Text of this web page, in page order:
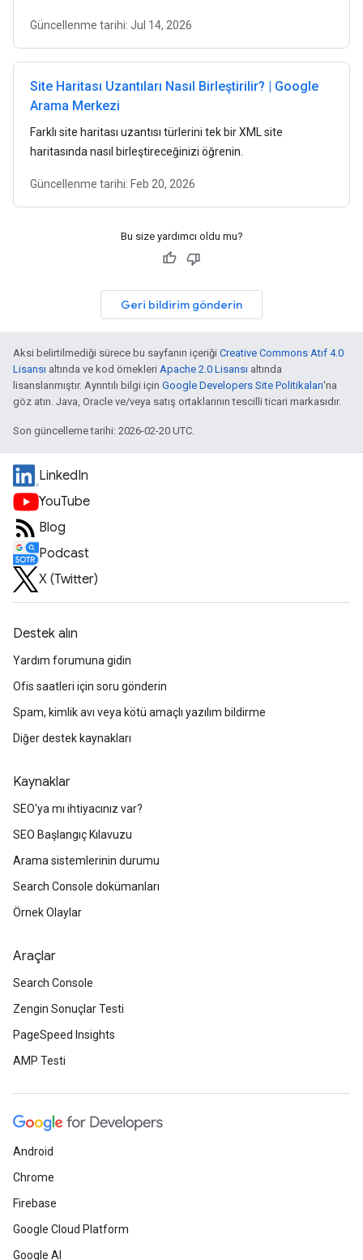
Güncellenme tarihi: Jul 14, 2026
Site Haritası Uzantıları Nasıl Birleştirilir? | Google
Arama Merkezi
Farklı site haritası uzantısı türlerini tek bir XML site
haritasında nasıl birleştireceğinizi öğrenin.
Güncellenme tarihi: Feb 20, 2026
Bu size yardımcı oldu mu?
Geri bildirim gönderin
Aksi belirtilmediği sürece bu sayfanın içeriği Creative Commons Atıf 4.0
Lisansı altında ve kod örnekleri Apache 2.0 Lisansı altında
lisanslanmıştır. Ayrıntılı bilgi için Google Developers Site Politikaları'na
göz atın. Java, Oracle ve/veya satış ortaklarının tescilli ticari markasıdır.
Son güncelleme tarihi: 2026-02-20 UTC.
LinkedIn
YouTube
Blog
Podcast
X (Twitter)
Destek alın
Yardım forumuna gidin
Ofis saatleri için soru gönderin
Spam, kimlik avı veya kötü amaçlı yazılım bildirme
Diğer destek kaynakları
Kaynaklar
SEO'ya mı ihtiyacınız var?
SEO Başlangıç Kılavuzu
Arama sistemlerinin durumu
Search Console dokümanları
Örnek Olaylar
Araçlar
Search Console
Zengin Sonuçlar Testi
PageSpeed Insights
AMP Testi
Android
Chrome
Firebase
Google Cloud Platform
Google AI